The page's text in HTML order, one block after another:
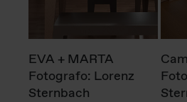
EVA + MARTA
Fotografo: Lorenz
Sternbach